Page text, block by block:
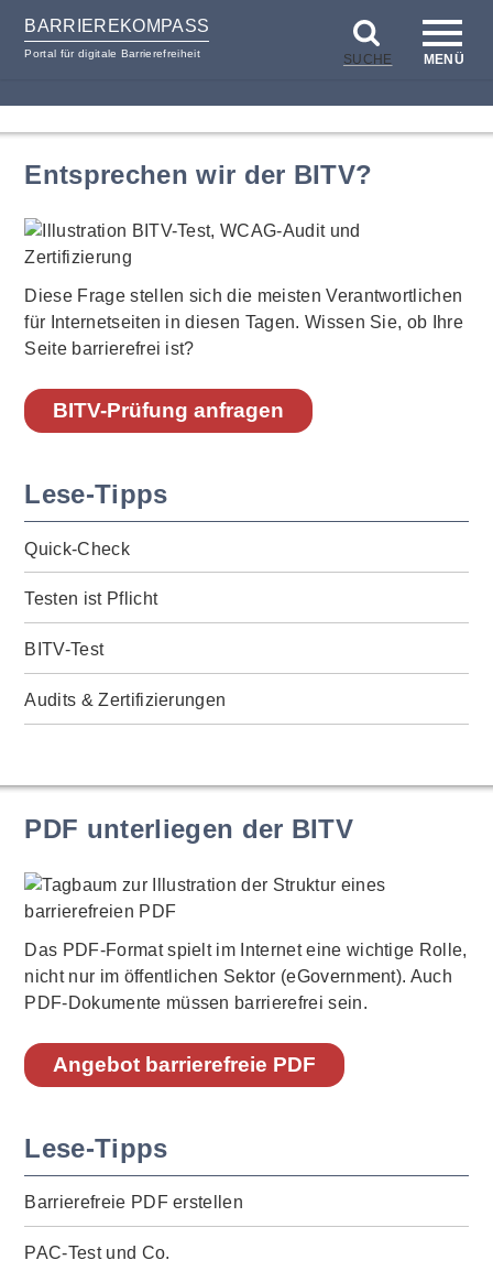
BARRIEREKOMPASS
Portal für digitale Barrierefreiheit SUCHE MENÜ
Entsprechen wir der BITV?
Diese Frage stellen sich die meisten Verantwortlichen
für Internetseiten in diesen Tagen. Wissen Sie, ob Ihre
Seite barrierefrei ist?
BITV-Prüfung anfragen
Lese-Tipps
Quick-Check
Testen ist Pflicht
BITV-Test
Audits & Zertifizierungen
PDF unterliegen der BITV
Das PDF-Format spielt im Internet eine wichtige Rolle,
nicht nur im öffentlichen Sektor (eGovernment). Auch
PDF-Dokumente müssen barrierefrei sein.
Angebot barrierefreie PDF
Lese-Tipps
Barrierefreie PDF erstellen
PAC-Test und Co.